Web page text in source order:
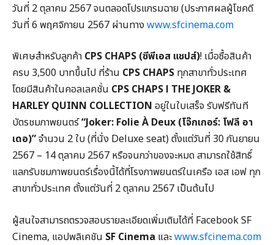
วันที่ 2 ตุลาคม 2567 จนตลอดโปรแกรมฉาย (ประกาศผลผู้โชคดี
วันที่ 6 พฤศจิกายน 2567 ผ่านทาง www.sfcinema.com
พิเศษสำหรับลูกค้า CPS CHAPS (ซีพีเอส แชปส์)! เมื่อซื้อสินค้า
ครบ 3,500 บาทขึ้นไป ที่ร้าน CPS CHAPS ทุกสาขาทั่วประเทศ
โดยมีสินค้าในคอลเลคชั่น CPS CHAPS l THE JOKER &
HARLEY QUINN COLLECTION อยู่ในใบเสร็จ รับฟรีทันที
บัตรชมภาพยนตร์“Joker: Folie À Deux (โจ๊กเกอร์: โฟลี อา
เดอ)”จำนวน 2 ใบ (ที่นั่ง Deluxe seat) ตั้งแต่วันที่ 30 กันยายน
2567 – 14 ตุลาคม 2567 หรือจนกว่าของจะหมด สามารถใช้สิทธิ์
แลกรับชมภาพยนตร์เรื่องนี้ได้ที่โรงภาพยนตร์ในเครือ เอส เอฟ ทุก
สาขาทั่วประเทศ ตั้งแต่วันที่ 2 ตุลาคม 2567 เป็นต้นไป
ผู้สนใจสามารถตรวจสอบรายละเอียดเพิ่มเติมได้ที่ Facebook SF
Cinema, แอปพลิเคชัน SF Cinema และwww.sfcinema.com